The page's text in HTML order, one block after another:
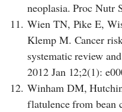
neoplasia. Proc Nutr
11. Wien TN, Pike E,
Klemp M. Cancer
systematic review
2012 Jan 12;2(1):
12. Winham DM,
flatulence from bean